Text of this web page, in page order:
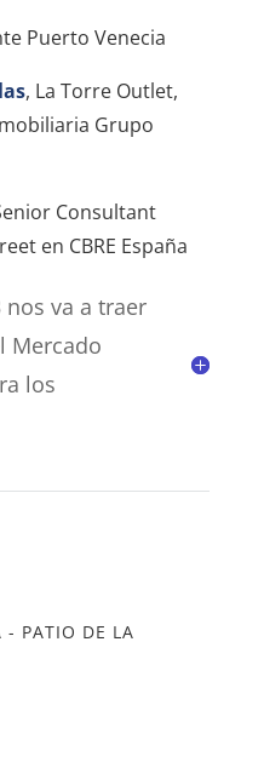
Puerto Venecia
, La Torre Outlet,
Grupo
Consultant
en CBRE España
nos va a traer
Mercado
los
- PATIO DE LA